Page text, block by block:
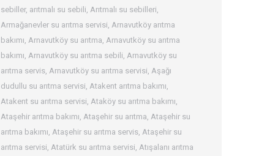
sebiller, arıtmalı su sebili, Arıtmalı su sebilleri,
Armağanevler su arıtma servisi, Arnavutköy arıtma
bakımı, Arnavutköy su arıtma, Arnavutköy su arıtma
bakımı, Arnavutköy su arıtma sebili, Arnavutköy su
arıtma servis, Arnavutköy su arıtma servisi, Aşağı
dudullu su arıtma servisi, Atakent arıtma bakımı,
Atakent su arıtma servisi, Ataköy su arıtma bakımı,
Ataşehir arıtma bakımı, Ataşehir su arıtma, Ataşehir su
arıtma bakımı, Ataşehir su arıtma servis, Ataşehir su
arıtma servisi, Atatürk su arıtma servisi, Atışalanı arıtma